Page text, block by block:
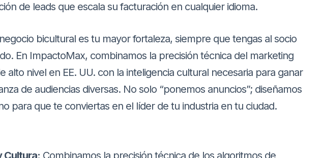
de leads que escala su facturación en cualquier idioma.
bicultural es tu mayor fortaleza, siempre que tengas al socio
En ImpactoMax, combinamos la precisión técnica del marketing
alto nivel en EE. UU. con la inteligencia cultural necesaria para ganar
de audiencias diversas. No solo “ponemos anuncios”; diseñamos
para que te conviertas en el líder de tu industria en tu ciudad.
Cultura: Combinamos la precisión técnica de los algoritmos de